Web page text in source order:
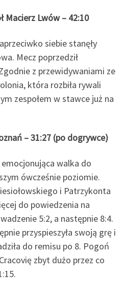
Macierz Lwów – 42:10
siebie stanęły
Mecz poprzedził
z przewidywaniami ze
która rozbiła rywali
zespołem w stawce już na
– 31:27 (po dogrywce)
walka do
ówcześnie poziomie.
i Patrzykonta
do powiedzenia na
5:2, a następnie 8:4.
przyspieszyła swoją grę i
do remisu po 8. Pogoń
zbyt dużo przez co